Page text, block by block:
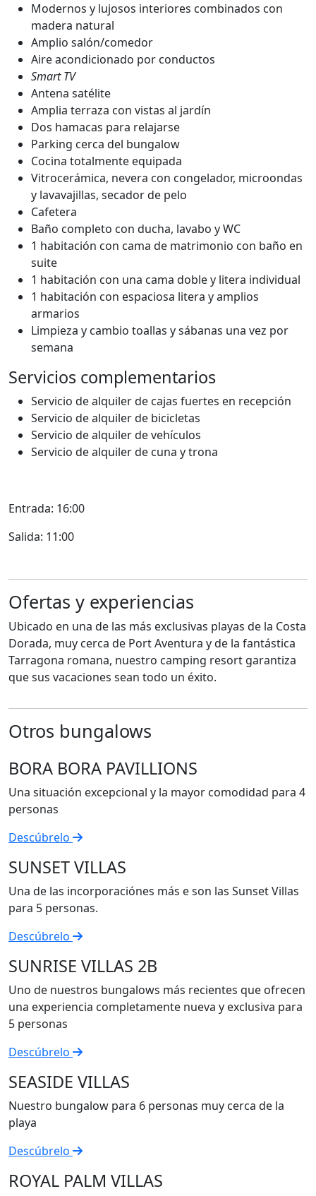
Modernos y lujosos interiores combinados con
madera natural
Amplio salón/comedor
Aire acondicionado por conductos
Smart TV
Antena satélite
Amplia terraza con vistas al jardín
Dos hamacas para relajarse
Parking cerca del bungalow
Cocina totalmente equipada
Vitrocerámica, nevera con congelador, microondas
y lavavajillas, secador de pelo
Cafetera
Baño completo con ducha, lavabo y WC
1 habitación con cama de matrimonio con baño en
suite
1 habitación con una cama doble y litera individual
1 habitación con espaciosa litera y amplios
armarios
Limpieza y cambio toallas y sábanas una vez por
semana
Servicios complementarios
Servicio de alquiler de cajas fuertes en recepción
Servicio de alquiler de bicicletas
Servicio de alquiler de vehículos
Servicio de alquiler de cuna y trona
Entrada: 16:00
Salida: 11:00
Ofertas y experiencias
Ubicado en una de las más exclusivas playas de la Costa
Dorada, muy cerca de Port Aventura y de la fantástica
Tarragona romana, nuestro camping resort garantiza
que sus vacaciones sean todo un éxito.
Otros bungalows
BORA BORA PAVILLIONS
Una situación excepcional y la mayor comodidad para 4
personas
Descúbrelo
SUNSET VILLAS
Una de las incorporaciónes más e son las Sunset Villas
para 5 personas.
Descúbrelo
SUNRISE VILLAS 2B
Uno de nuestros bungalows más recientes que ofrecen
una experiencia completamente nueva y exclusiva para
5 personas
Descúbrelo
SEASIDE VILLAS
Nuestro bungalow para 6 personas muy cerca de la
playa
Descúbrelo
ROYAL PALM VILLAS